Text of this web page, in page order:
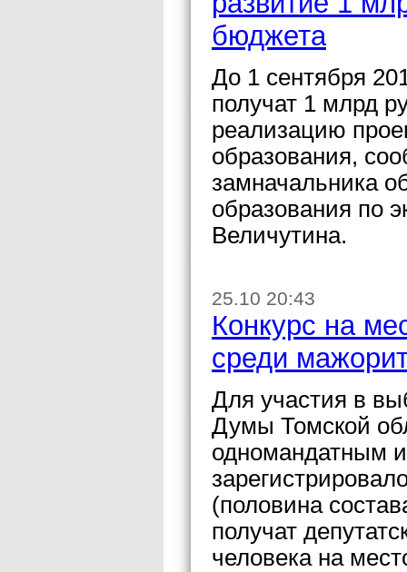
бюджета
До 1 сентября
получат 1 млрд
реализацию
образования,
замначальника
образования по
Величутина.
25.10 20:43
Конкурс на
среди
Для участия в
Думы Томской
одномандатным
(половина
получат
человека на